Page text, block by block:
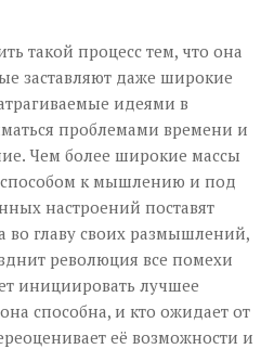
такой процесс тем, что она
заставляют даже широкие
идеями в
проблемами времени и
Чем более широкие массы
к мышлению и под
настроений поставят
во главу своих размышлений,
революция все помехи
инициировать лучшее
способна, и кто ожидает от
её возможности и